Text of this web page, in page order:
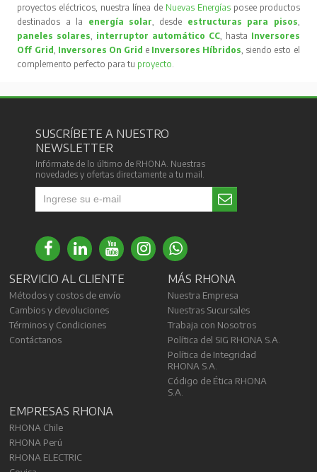
proyectos eléctricos, nuestra línea de Nuevas Energíasposee productos
destinados a la energía solar, desde estructuras para pisos,
paneles solares, interruptor automático CC, hasta Inversores
Off Grid, Inversores On Grid e Inversores Híbridos, siendo esto el
complemento perfecto para tu proyecto.
SUSCRÍBETE A NUESTRO
NEWSLETTER
Infórmate de lo último de RHONA. Nuestras
novedades y ofertas directamente a tu mail.
SERVICIO AL CLIENTE
Métodos y costos de envío
Cambios y devoluciones
Términos y Condiciones
Contáctanos
MÁS RHONA
Nuestra Empresa
Nuestras Sucursales
Trabaja con Nosotros
Política del SIG RHONA S.A.
Política de Integridad
RHONA S.A.
Código de Ética RHONA
S.A.
EMPRESAS RHONA
RHONA Chile
RHONA Perú
RHONA ELECTRIC